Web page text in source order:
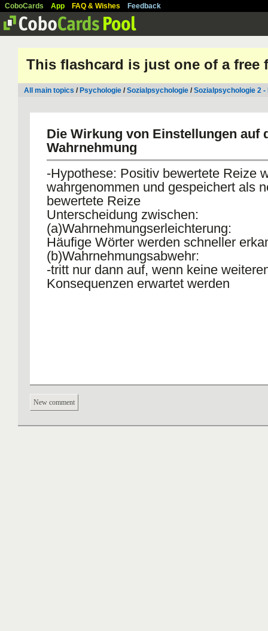
CoboCards App FAQ & Wishes Feedback
This flashcard is just one of a free
All main topics / Psychologie /Sozialpsychologie /Sozialpsychologie 2 -
Die Wirkung von Einstellungen auf
Wahrnehmung
-Hypothese: Positiv bewertete Reize
wahrgenommen und gespeichert als
bewertete Reize
Unterscheidung zwischen:
(a)Wahrnehmungserleichterung:
Häufige Wörter werden schneller
(b)Wahrnehmungsabwehr:
-tritt nur dann auf, wenn keine
Konsequenzen erwartet werden
New comment